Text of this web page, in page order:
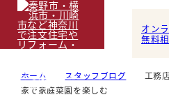
オン
無料
ホーム スタッフブログ
工務
家で家庭菜園を楽しむ